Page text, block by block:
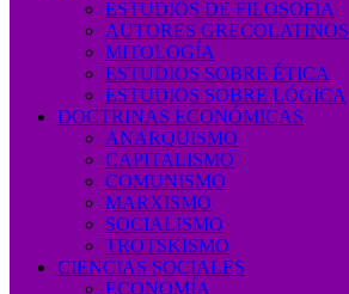
ESTUDIOS DE FILOSOFÍA
AUTORES GRECOLATINOS
MITOLOGÍA
ESTUDIOS SOBRE ÉTICA
ESTUDIOS SOBRE LÓGICA
DOCTRINAS ECONÓMICAS
ANARQUISMO
CAPITALISMO
COMUNISMO
MARXISMO
SOCIALISMO
TROTSKISMO
CIENCIAS SOCIALES
ECONOMÍA